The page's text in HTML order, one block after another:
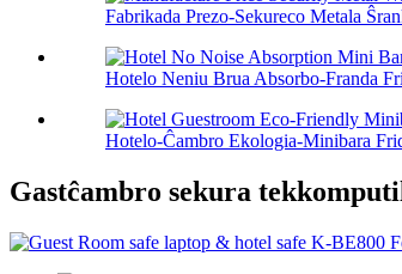
Fabrikada Prezo-Sekureco Metala
Hotelo Neniu Brua Absorbo-Franda
Hotelo-Ĉambro Ekologia-Minibara
Gastĉambro sekura